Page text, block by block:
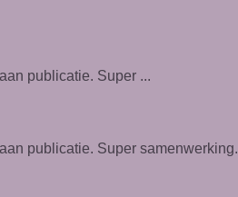
publicatie. Super ...
publicatie. Super samenwerking.